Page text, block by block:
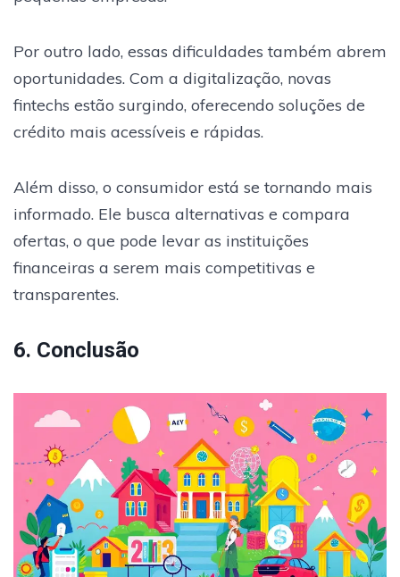
Por outro lado, essas dificuldades também abrem
oportunidades. Com a digitalização, novas
fintechs estão surgindo, oferecendo soluções de
crédito mais acessíveis e rápidas.
Além disso, o consumidor está se tornando mais
informado. Ele busca alternativas e compara
ofertas, o que pode levar as instituições
financeiras a serem mais competitivas e
transparentes.
6. Conclusão